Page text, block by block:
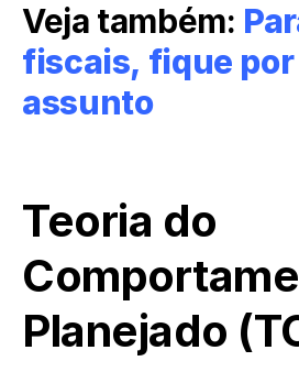
Veja também:
fiscais, fique
assunto
Teoria do
Planejado